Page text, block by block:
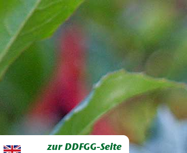
zur DDFGG-Seite